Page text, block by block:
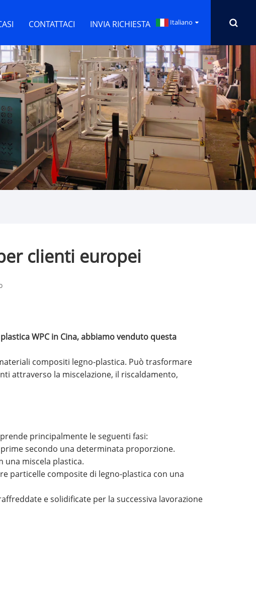
CONTATTACI INVIA RICHIESTA Italiano
clienti europei
WPC in Cina, abbiamo venduto questa
compositi legno-plastica. Può trasformare
attraverso la miscelazione, il riscaldamento,
principalmente le seguenti fasi:
secondo una determinata proporzione.
una miscela plastica.
particelle composite di legno-plastica con una
e solidificate per la successiva lavorazione